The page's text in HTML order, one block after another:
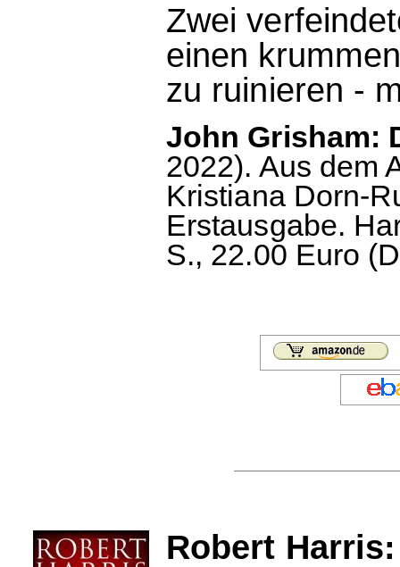
Zwei
einen
zu ruinieren -
John Grisham:
2022). Aus dem
Kristiana Dorn-
Erstausgabe.
S., 22.00 Euro
Robert